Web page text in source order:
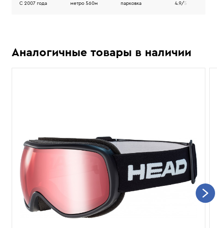
C 2007 года
метро 560м
парковка
4.9/5
Аналогичные товары в наличии